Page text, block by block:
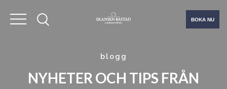
BOKA NU
blogg
NYHETER OCH TIPS FRÅN